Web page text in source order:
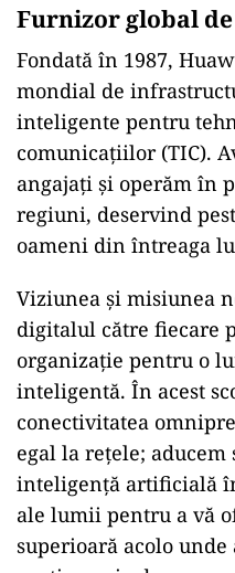
Furnizor global
Fondată în 1987,
mondial de
inteligente pentru
comunicațiilor (TIC).
angajați și operăm în
regiuni, deservind
oameni din întreaga
Viziunea și misiunea
digitalul către fiecare
organizație pentru o
inteligentă. În acest
conectivitatea
egal la rețele;
inteligență artificială
ale lumii pentru a vă
superioară acolo